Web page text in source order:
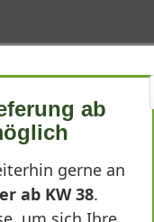
Staude, die durch
Winterhärte,
Akzente und
ab
gerne an
ab KW 38.